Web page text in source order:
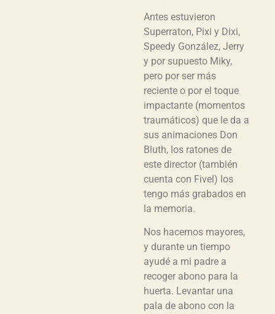
Antes estuvieron
Superraton, Pixi y Dixi,
Speedy González, Jerry
y por supuesto Miky,
pero por ser más
reciente o por el toque
impactante (momentos
traumáticos) que le da a
sus animaciones Don
Bluth, los ratones de
este director (también
cuenta con Fivel) los
tengo más grabados en
la memoria.
Nos hacemos mayores,
y durante un tiempo
ayudé a mi padre a
recoger abono para la
huerta. Levantar una
pala de abono con la